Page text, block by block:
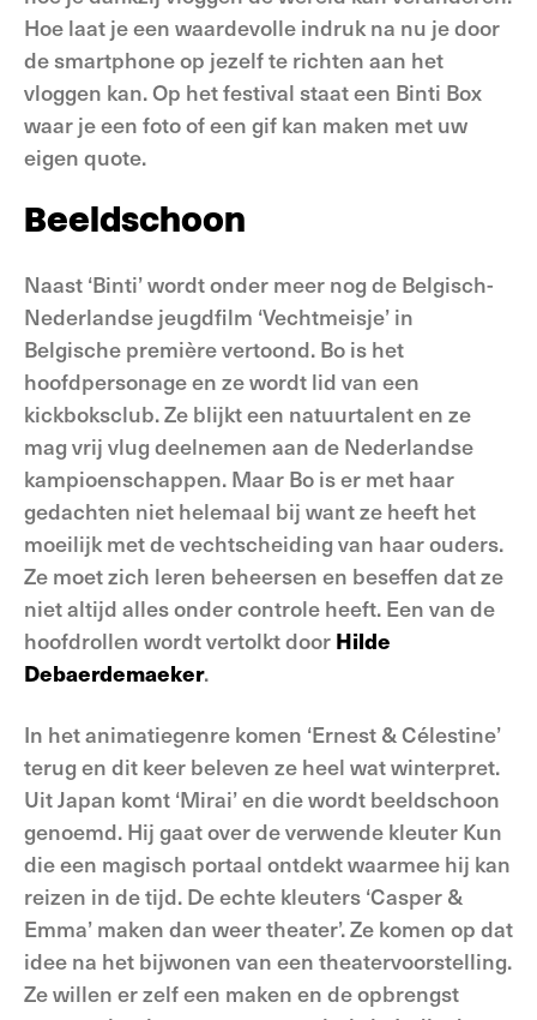
Hoe laat je een waardevolle indruk na nu je door
de smartphone op jezelf te richten aan het
vloggen kan. Op het festival staat een Binti Box
waar je een foto of een gif kan maken met uw
eigen quote.
Beeldschoon
Naast ‘Binti’ wordt onder meer nog de Belgisch-
Nederlandse jeugdfilm ‘Vechtmeisje’ in
Belgische première vertoond. Bo is het
hoofdpersonage en ze wordt lid van een
kickboksclub. Ze blijkt een natuurtalent en ze
mag vrij vlug deelnemen aan de Nederlandse
kampioenschappen. Maar Bo is er met haar
gedachten niet helemaal bij want ze heeft het
moeilijk met de vechtscheiding van haar ouders.
Ze moet zich leren beheersen en beseffen dat ze
niet altijd alles onder controle heeft. Een van de
hoofdrollen wordt vertolkt door Hilde
Debaerdemaeker.
In het animatiegenre komen ‘Ernest & Célestine’
terug en dit keer beleven ze heel wat winterpret.
Uit Japan komt ‘Mirai’ en die wordt beeldschoon
genoemd. Hij gaat over de verwende kleuter Kun
die een magisch portaal ontdekt waarmee hij kan
reizen in de tijd. De echte kleuters ‘Casper &
Emma’ maken dan weer theater’. Ze komen op dat
idee na het bijwonen van een theatervoorstelling.
Ze willen er zelf een maken en de opbrengst